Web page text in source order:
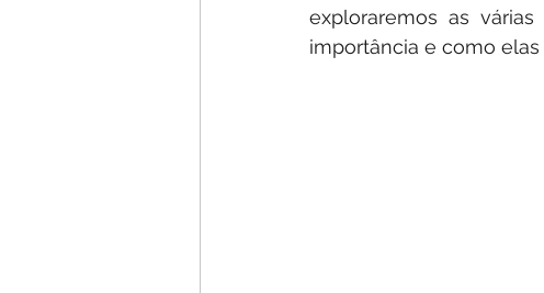
exploraremos as
importância e como